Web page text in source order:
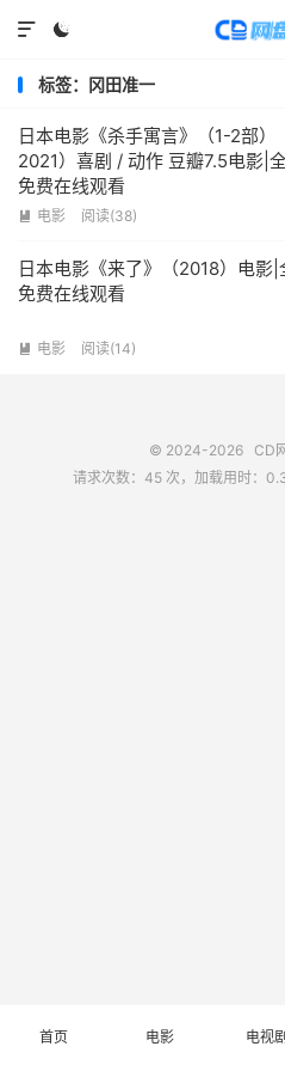


标签：冈田准一
日本电影《杀手寓言》（1-2部）
2021）喜剧 / 动作 豆瓣7.5电影|
免费在线观看
 电影 阅读(38)
日本电影《来了》（2018）电影|
免费在线观看
 电影 阅读(14)
© 2024-2026 CD
请求次数：45 次，加载用时：
首页 电影 电视剧